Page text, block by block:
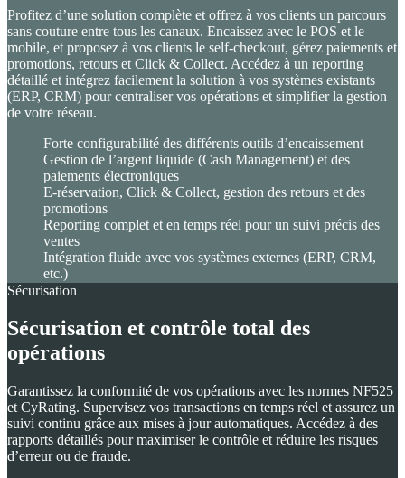
Profitez d’une solution complète et offrez à vos clients un parcours
sans couture entre tous les canaux. Encaissez avec le POS et le
mobile, et proposez à vos clients le self-checkout, gérez paiements et
promotions, retours et Click & Collect. Accédez à un reporting
détaillé et intégrez facilement la solution à vos systèmes existants
(ERP, CRM) pour centraliser vos opérations et simplifier la gestion
de votre réseau.
Forte configurabilité des différents outils d’encaissement
Gestion de l’argent liquide (Cash Management) et des
paiements électroniques
E-réservation, Click & Collect, gestion des retours et des
promotions
Reporting complet et en temps réel pour un suivi précis des
ventes
Intégration fluide avec vos systèmes externes (ERP, CRM,
etc.)
Sécurisation
Sécurisation et contrôle total des
opérations
Garantissez la conformité de vos opérations avec les normes NF525
et CyRating. Supervisez vos transactions en temps réel et assurez un
suivi continu grâce aux mises à jour automatiques. Accédez à des
rapports détaillés pour maximiser le contrôle et réduire les risques
d’erreur ou de fraude.